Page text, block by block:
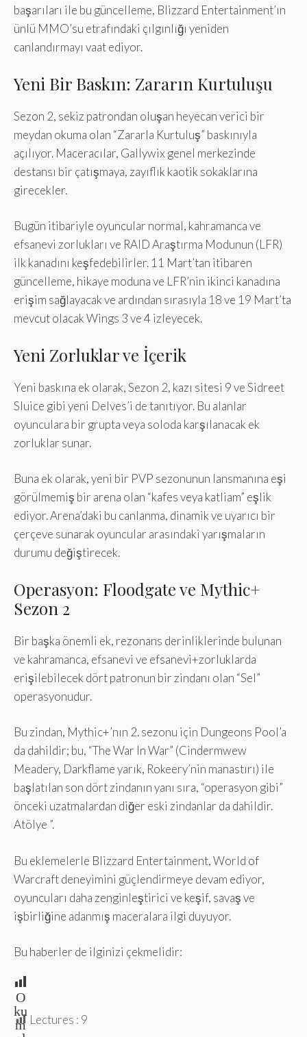
başarıları ile bu güncelleme, Blizzard Entertainment’ın
ünlü MMO’su etrafındaki çılgınlığı yeniden
canlandırmayı vaat ediyor.
Yeni Bir Baskın: Zararın Kurtuluşu
Sezon 2, sekiz patrondan oluşan heyecan verici bir
meydan okuma olan “Zararla Kurtuluş” baskınıyla
açılıyor. Maceracılar, Gallywix genel merkezinde
destansı bir çatışmaya, zayıflık kaotik sokaklarına
girecekler.
Bugün itibariyle oyuncular normal, kahramanca ve
efsanevi zorlukları ve RAID Araştırma Modunun (LFR)
ilk kanadını keşfedebilirler. 11 Mart’tan itibaren
güncelleme, hikaye moduna ve LFR’nin ikinci kanadına
erişim sağlayacak ve ardından sırasıyla 18 ve 19 Mart’ta
mevcut olacak Wings 3 ve 4 izleyecek.
Yeni Zorluklar ve İçerik
Yeni baskına ek olarak, Sezon 2, kazı sitesi 9 ve Sidreet
Sluice gibi yeni Delves’i de tanıtıyor. Bu alanlar
oyunculara bir grupta veya soloda karşılanacak ek
zorluklar sunar.
Buna ek olarak, yeni bir PVP sezonunun lansmanına eşi
görülmemiş bir arena olan “kafes veya katliam” eşlik
ediyor. Arena’daki bu canlanma, dinamik ve uyarıcı bir
çerçeve sunarak oyuncular arasındaki yarışmaların
durumu değiştirecek.
Operasyon: Floodgate ve Mythic+
Sezon 2
Bir başka önemli ek, rezonans derinliklerinde bulunan
ve kahramanca, efsanevi ve efsanevi+zorluklarda
erişilebilecek dört patronun bir zindanı olan “Sel”
operasyonudur.
Bu zindan, Mythic+’nın 2. sezonu için Dungeons Pool’a
da dahildir; bu, “The War In War” (Cindermwew
Meadery, Darkflame yarık, Rokeery’nin manastırı) ile
başlatılan son dört zindanın yanı sıra, “operasyon gibi”
önceki uzatmalardan diğer eski zindanlar da dahildir.
Atölye ”.
Bu eklemelerle Blizzard Entertainment, World of
Warcraft deneyimini güçlendirmeye devam ediyor,
oyuncuları daha zenginleştirici ve keşif, savaş ve
işbirliğine adanmış maceralara ilgi duyuyor.
Bu haberler de ilginizi çekmelidir:
O
ku
m Lectures : 9